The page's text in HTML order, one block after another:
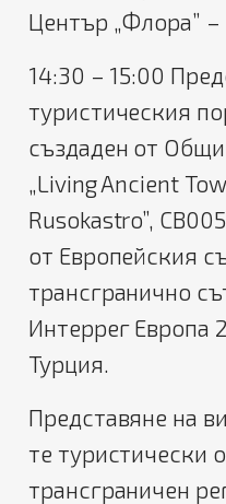
Център „Флора”
14:30 – 15:00
туристическия
създаден от
„Living Ancient
Rusokastro”,
от Европейския
трансгранично
Интеррег Европа
Турция.
Представяне на
те туристически
трансграничен